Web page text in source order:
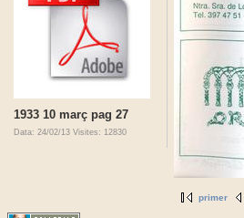
1933 10 març pag 27
Data: 24/02/13 Visites: 12830
primer